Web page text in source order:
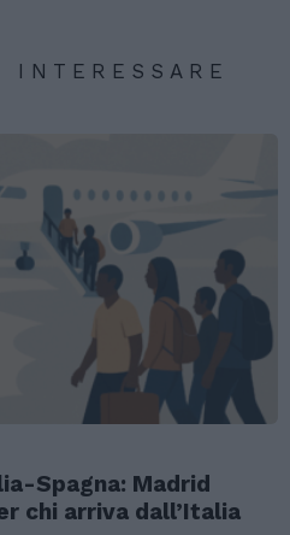
INTERESSARE
Spagna: Madrid
chi arriva dall’Italia